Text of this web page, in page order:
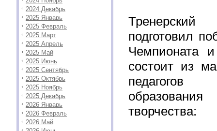
2024 Декабрь
2025 Январь
2025 Февраль
2025 Март
2025 Апрель
2025 Май
2025 Июнь
2025 Сентябрь
2025 Октябрь
2025 Ноябрь
2025 Декабрь
2026 Январь
2026 Февраль
2026 Май
подготовил
Чемпионата
состоит из
педагогов
творчества: